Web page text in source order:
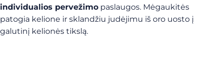
individualios pervežimo paslaugos. Mėgaukitės
patogia kelione ir sklandžiu judėjimu iš oro uosto į
galutinį kelionės tikslą.